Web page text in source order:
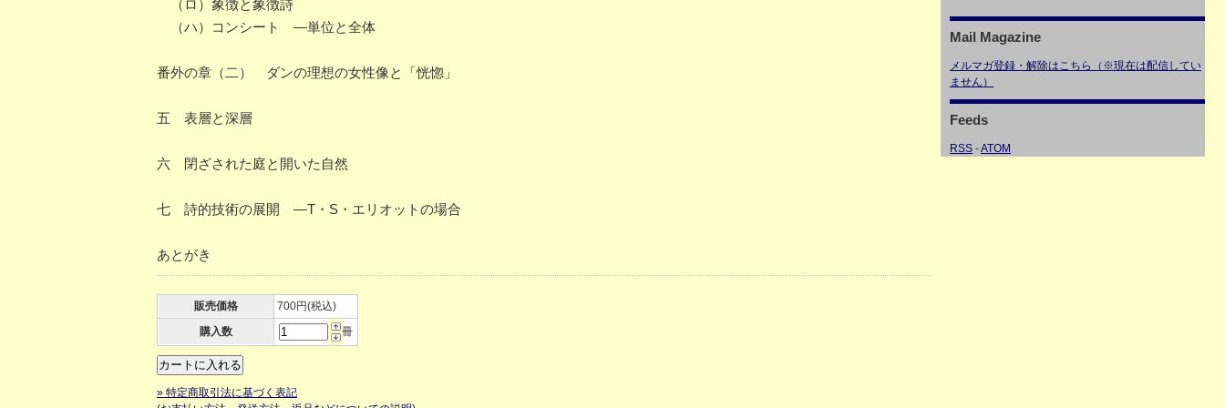
（ロ）象徴と象徴詩
（ハ）コンシート ―単位と全体
番外の章（二） ダンの理想の女性像と「恍惚」
五 表層と深層
六 閉ざされた庭と開いた自然
七 詩的技術の展開 ―T・S・エリオットの場合
あとがき
販売価格
700円(税込)
購入数
冊
» 特定商取引法に基づく表記
Mail Magazine
メルマガ登録・解除はこちら（※現在は配信してい
ません）
Feeds
RSS -ATOM